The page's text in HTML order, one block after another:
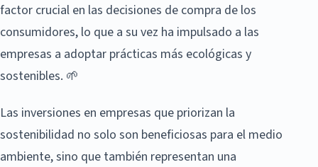
factor crucial en las decisiones de compra de los
consumidores, lo que a su vez ha impulsado a las
empresas a adoptar prácticas más ecológicas y
sostenibles. 🌱
Las inversiones en empresas que priorizan la
sostenibilidad no solo son beneficiosas para el medio
ambiente, sino que también representan una